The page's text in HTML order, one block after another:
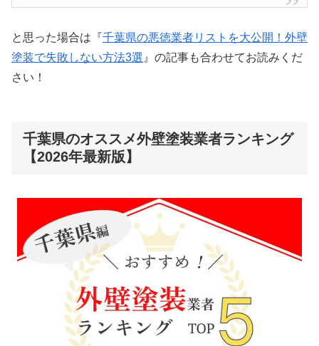
と思った場合は『 千葉県の悪徳業者リストを大公開！外壁
塗装で失敗しない方法3選』の記事も合わせてお読みくだ
さい！
千葉県のオススメ外壁塗装業者ランキング
【2026年最新版】